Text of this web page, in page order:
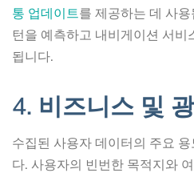
통 업데이트를 제공하는 데 사
턴을 예측하고 내비게이션 서비
됩니다.
4. 비즈니스 및
수집된 사용자 데이터의 주요
다. 사용자의 빈번한 목적지와